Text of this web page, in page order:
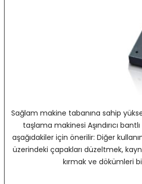
Sağlam makine tabanına sahip
taşlama makinesi Aşındırıcı
aşağıdakiler için önerilir: Diğer
üzerindeki çapakları düzeltmek,
kırmak ve dökümleri